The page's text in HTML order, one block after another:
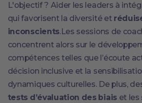
L'objectif ? Aider les leaders à
qui favorisent la diversité et
inconscients.Les sessions de
concentrent alors sur le
compétences telles que l’écoute
décision inclusive et la
dynamiques culturelles. De plus,
tests d’évaluation des biaiset les